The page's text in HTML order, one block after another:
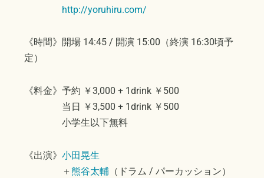
http://yoruhiru.com/
《時間》開場 14:45 / 開演 15:00（終演 16:30頃予
定）
《料金》予約 ￥3,000 + 1drink ￥500
当日 ￥3,500 + 1drink ￥500
小学生以下無料
《出演》 小田晃生
＋熊谷太輔 （ドラム / パーカッション）